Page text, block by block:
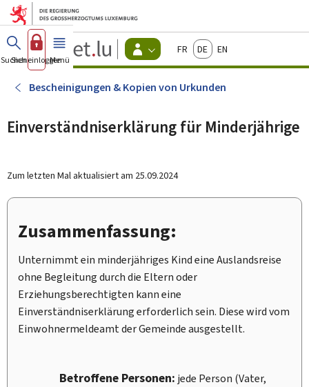
Zum Hauptmenü
Zum Inhalt
Guichet.lu
Changer
d'espace
-
Menu
actif
FrançaisDeutschEnglish
Suchen
Sich einloggen
Menü Haupt-
Bescheinigungen & Kopien von Urkunden
Einverständniserklärung für Minderjährige
Zum letzten Mal aktualisiert am 25.09.2024
Zusammenfassung:
Unternimmt ein minderjähriges Kind eine Auslandsreise
ohne Begleitung durch die Eltern oder
Erziehungsberechtigten kann eine
Einverständniserklärung erforderlich sein. Diese wird vom
Einwohnermeldeamt der Gemeinde ausgestellt.
Betroffene Personen: jede Person (Vater,